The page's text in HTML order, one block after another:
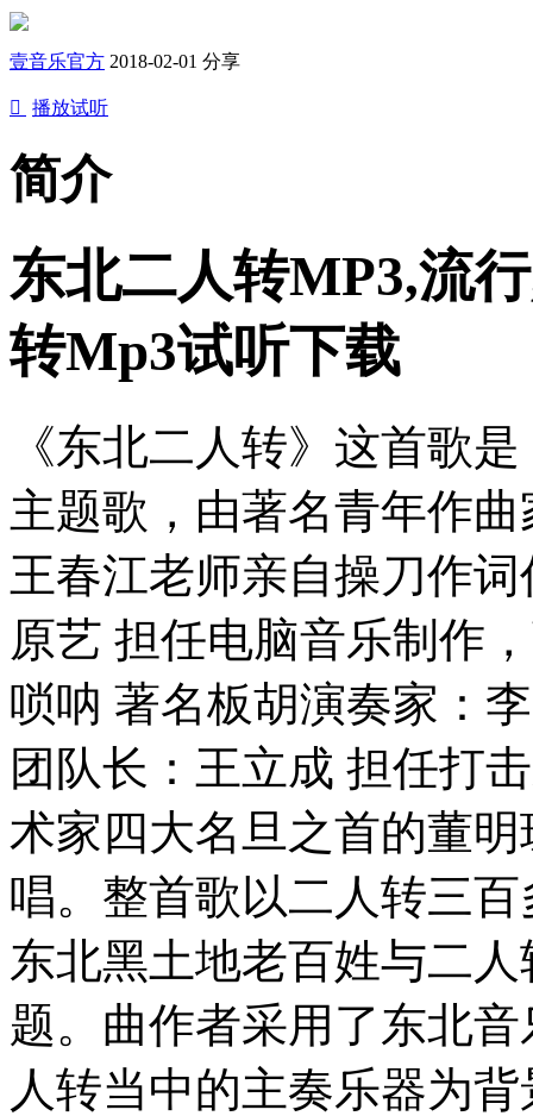
壹音乐官方 2018-02-01 分享
 播放试听
简介
东北二人转MP3,流
转Mp3试听下载
《东北二人转》这首歌
主题歌，由著名青年作
王春江老师亲自操刀作
原艺 担任电脑音乐制作
唢呐 著名板胡演奏家：
团队长：王立成 担任打
术家四大名旦之首的董
唱。整首歌以二人转三
东北黑土地老百姓与二
题。曲作者采用了东北
人转当中的主奏乐器为